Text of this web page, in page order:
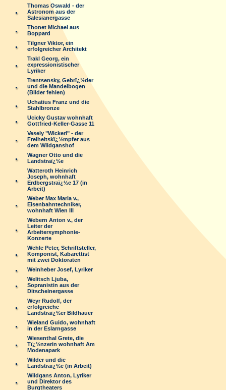
Thomas Oswald - der
Astronom aus der
Salesianergasse
Thonet Michael aus
Boppard
Tilgner Viktor, ein
erfolgreicher Architekt
Trakl Georg, ein
expressionistischer
Lyriker
Trentsensky, Gebrï¿½der
und die Mandelbogen
(Bilder fehlen)
Uchatius Franz und die
Stahlbronze
Ucicky Gustav wohnhaft
Gottfried-Keller-Gasse 11
Vesely "Wickerl" - der
Freiheitskï¿½mpfer aus
dem Wildganshof
Wagner Otto und die
Landstraï¿½e
Watteroth Heinrich
Joseph, wohnhaft
Erdbergstraï¿½e 17 (in
Arbeit)
Weber Max Maria v.,
Eisenbahntechniker,
wohnhaft Wien III
Webern Anton v., der
Leiter der
Arbeitersymphonie-
Konzerte
Wehle Peter, Schriftsteller,
Komponist, Kabarettist
mit zwei Doktoraten
Weinheber Josef, Lyriker
Welitsch Ljuba,
Sopranistin aus der
Ditscheinergasse
Weyr Rudolf, der
erfolgreiche
Landstraï¿½er Bildhauer
Wieland Guido, wohnhaft
in der Eslarngasse
Wiesenthal Grete, die
Tï¿½nzerin wohnhaft Am
Modenapark
Wilder und die
Landstraï¿½e (in Arbeit)
Wildgans Anton, Lyriker
und Direktor des
Burgtheaters